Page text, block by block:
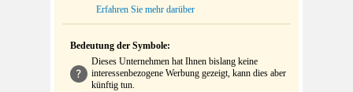
Erfahren Sie mehr darüber
Bedeutung der Symbole:
Dieses Unternehmen hat Ihnen bislang keine
interessenbezogene Werbung gezeigt, kann dies aber
künftig tun.